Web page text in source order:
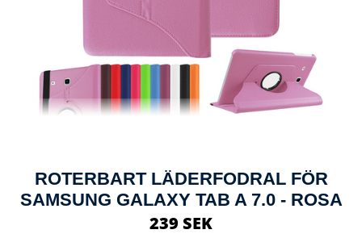
ROTERBART LÄDERFODRAL FÖR
SAMSUNG GALAXY TAB A 7.0 - ROSA
239 SEK